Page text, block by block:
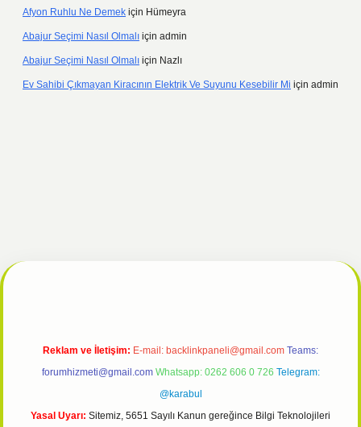
Afyon Ruhlu Ne Demek için Hümeyra
Abajur Seçimi Nasıl Olmalı için admin
Abajur Seçimi Nasıl Olmalı için Nazlı
Ev Sahibi Çıkmayan Kiracının Elektrik Ve Suyunu Kesebilir Mi için admin
güncel
Reklam ve İletişim: E-mail: backlinkpaneli@gmail.com Teams:
forumhizmeti@gmail.com Whatsapp: 0262 606 0 726 Telegram:
@karabul
Yasal Uyarı: Sitemiz, 5651 Sayılı Kanun gereğince Bilgi Teknolojileri